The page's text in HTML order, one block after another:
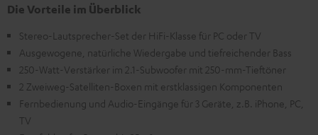
Die Vorteile im Überblick
Stereo-Lautsprecher-Set der HiFi-Klasse für PC oder TV
Ausgewogene, natürliche Wiedergabe und tiefreichender Bass
250-Watt-Verstärker im 2.1-Subwoofer mit 250-mm-Tieftöner
2 Zweiweg-Satelliten-Boxen mit erstklassigen Komponenten
Fernbedienung und Audio-Eingänge für 3 Geräte, z.B. iPhone, PC,
TV